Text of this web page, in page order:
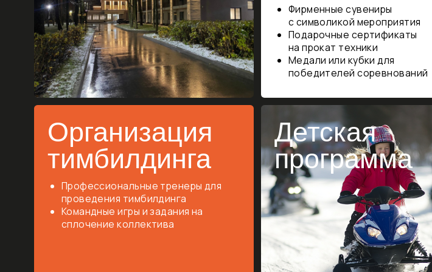
адаптируем услугипод
ваши пожелания
и бюджет
Свяжитесь с нами, чтобы обсудить детали и сделать
ваше мероприятие идеальным!